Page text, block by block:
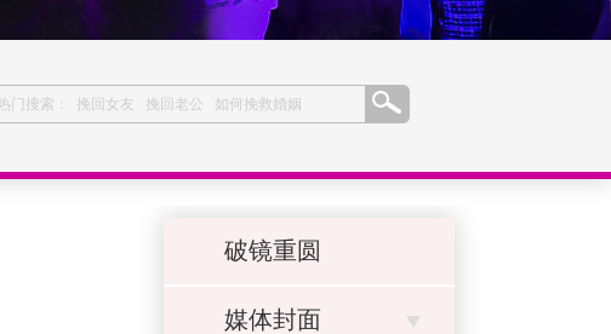
破镜重圆
媒体封面